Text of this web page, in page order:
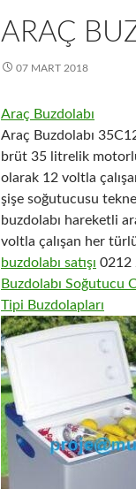
ARAÇ
07 MART 2018
Araç Buzdolabı
Araç Buzdolabı
brüt 35 litrelik
olarak 12 voltla
şişe soğutucusu
buzdolabı hareketli
voltla çalışan her
buzdolabı satışı 0212
Buzdolabı Soğutucu
Tipi Buzdolapları